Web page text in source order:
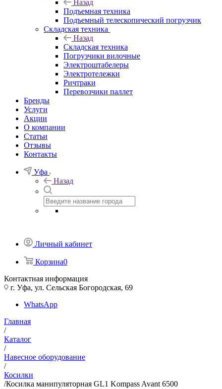
Назад
Подъемная техника
Подъемный телескопический погрузчик
Складская техника
Назад
Складская техника
Погрузчики вилочные
Электроштабелеры
Электротележки
Ричтраки
Перевозчики паллет
Бренды
Услуги
Акции
О компании
Статьи
Отзывы
Контакты
Уфа
Назад
Личный кабинет
Корзина0
Контактная информация
г. Уфа, ул. Сельская Богородская, 69
WhatsApp
Главная
/
Каталог
/
Навесное оборудование
/
Косилки
/Косилка манипуляторная GL1 Kompass Avant 6500